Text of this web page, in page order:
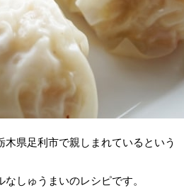
県足利市で親しまれているという
しゅうまいのレシピです。